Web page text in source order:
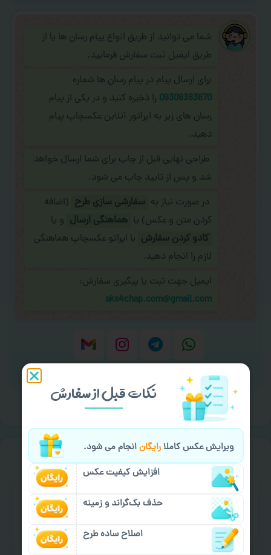
شما می توانید از طریق انواع پیام رسان ها یا از
طریق ایمیل ثبت سفارش فرمایید.
برای ارسال پیام در پیام رسان ها شماره
09308383670 را ذخیره کنید و در یکی از پیام
رسان های زیر به اپراتور آنلاین عکسچاپ پیام
دهید.
طراحی نهایی قبل از چاپ برای شما ارسال خواهد
شد و پس از تایید چاپ می شود.
در صورت نیاز به سفارشی سازی طرح (اضافه
کردن متن و عکس) یا هماهنگی ارسال و یا
کادو کردن سفارش با اپراتو عکسچاپ هماهنگی
لازم را انجام دهید.
ایمیل جهت ثبت یا پیگیری سفارش:
aks4chap.com@gmail.com
خیالت راحت ازسفارش گیری
نکات قبل از سفارش
ویرایش عکس کاملارایگانانجام می شود.
افزایش کیفیت عکس
حذف بک‌گراند و زمینه
اصلاح ساده طرح